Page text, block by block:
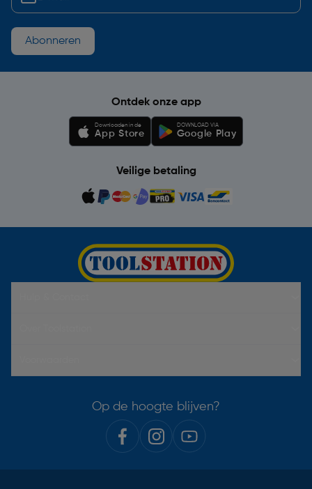
Abonneren
Ontdek onze app
Downloaden in de
App Store
DOWNLOAD VIA
Google Play
Veilige betaling
Op de hoogte blijven?